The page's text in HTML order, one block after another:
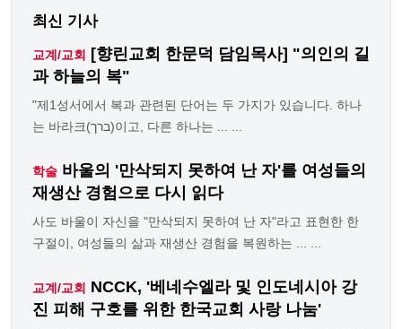
최신 기사
교계/교회 [향린교회 한문덕 담임목사] "의인의 길
과 하늘의 복"
"제1성서에서 복과 관련된 단어는 두 가지가 있습니다. 하나
는 바라크(ברך)이고, 다른 하나는 ... ...
학술 바울의 '만삭되지 못하여 난 자'를 여성들의
재생산 경험으로 다시 읽다
사도 바울이 자신을 "만삭되지 못하여 난 자"라고 표현한 한
구절이, 여성들의 삶과 재생산 경험을 복원하는 ... ...
교계/교회 NCCK, '베네수엘라 및 인도네시아 강
진 피해 구호를 위한 한국교회 사랑 나눔'